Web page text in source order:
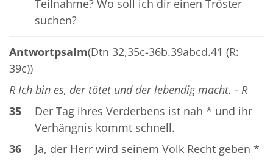
Teilnahme? Wo soll ich dir einen Tröster
suchen?
Antwortpsalm(Dtn 32,35c-36b.39abcd.41 (R:
39c))
R Ich bin es, der tötet und der lebendig macht. - R
35
Der Tag ihres Verderbens ist nah * und ihr
Verhängnis kommt schnell.
36
Ja, der Herr wird seinem Volk Recht geben *